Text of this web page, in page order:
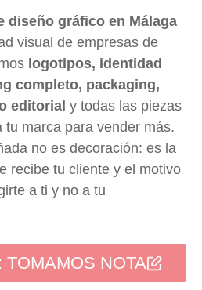
diseño gráfico en Málaga
visual de empresas de
logotipos, identidad
completo, packaging,
editorial y todas las piezas
tu marca para vender más.
no es decoración: es la
recibe tu cliente y el motivo
a ti y no a tu
TOMAMOS NOTA